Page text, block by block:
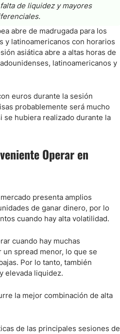
de liquidez y mayores
abre de madrugada para los
y latinoamericanos con horarios
asiática abre a altas horas de
latinoamericanos y
euros durante la sesión
probablemente será mucho
se hubiera realizado durante la
Operar en
presenta amplios
de ganar dinero, por lo
cuando hay alta volatilidad.
cuando hay muchas
spread menor, lo que se
Por lo tanto, también
elevada liquidez.
la mejor combinación de alta
de las principales sesiones de